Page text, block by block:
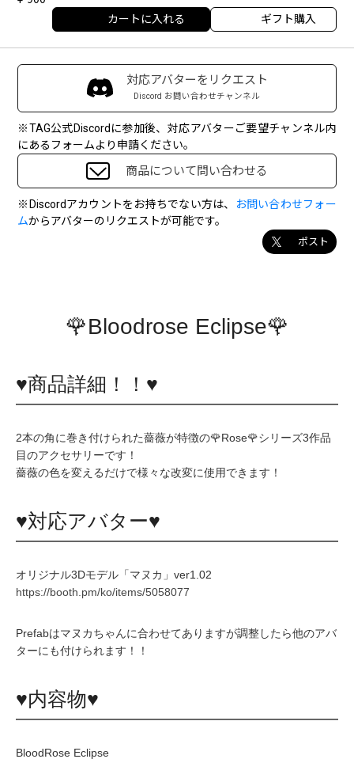
カートに入れる ギフト購入
対応アバターをリクエスト
Discord お問い合わせチャンネル
※TAG公式Discordに参加後、対応アバターご要望チャンネル内
にあるフォームより申請ください。
ポスト
商品について問い合わせる
※Discordアカウントをお持ちでない方は、
お問い合わせフォー
ムからアバターのリクエストが可能です。
🌹Bloodrose Eclipse🌹
♥商品詳細！！♥
2本の角に巻き付けられた薔薇が特徴の🌹Rose🌹シリーズ3作品
目のアクセサリーです！
薔薇の色を変えるだけで様々な改変に使用できます！
♥対応アバター♥
オリジナル3Dモデル「マヌカ」ver1.02
https://booth.pm/ko/items/5058077
Prefabはマヌカちゃんに合わせてありますが調整したら他のアバ
ターにも付けられます！！
♥内容物♥
BloodRose Eclipse